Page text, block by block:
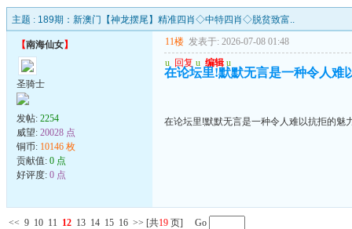
主题 : 189期：新澳门【神龙摆尾】精准四肖◇中特四肖◇脱贫致富..
【南海仙女】
圣骑士
发帖: 2254
威望: 20028 点
铜币: 10146 枚
贡献值: 0 点
好评度: 0 点
11楼 发表于: 2026-07-08 01:48
u 回复 u 编辑 u
在论坛里!默默无言是一种令人难
在论坛里!默默无言是一种令人难以抗拒的魅
<< 9 10 11 12 13 14 15 16 >> [共19 页] Go